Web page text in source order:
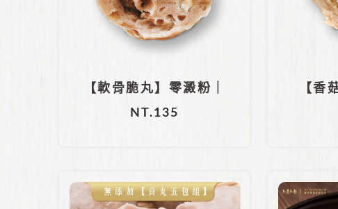
【軟骨脆丸】零澱粉｜
純豬後腿肉｜台灣豬軟
NT.135
【香